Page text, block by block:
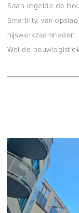
Saan regelde de
Smartility, van
Wel de